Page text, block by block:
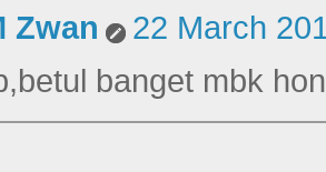
Zwan
22 March
banget mbk